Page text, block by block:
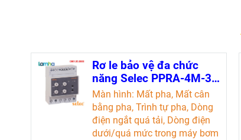
Rơ le bảo vệ đa chức
năng Selec PPRA-4M-3-
415V
Màn hình: Mất pha, Mất cân
bằng pha, Trình tự pha, Dòng
điện ngắt quá tải, Dòng điện
dưới/quá mức trong máy bơm